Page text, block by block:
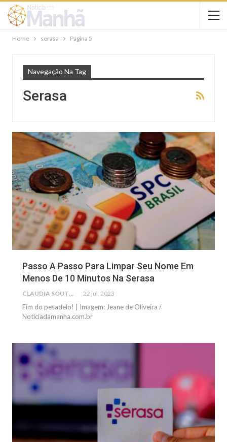
Home serasa Página 5
Navegação Na Tag
Serasa
GERAL
Passo A Passo Para Limpar Seu Nome Em
Menos De 10 Minutos Na Serasa
CLAUDIA SOUTO 22 jul, 2023
Fim do pesadelo! | Imagem: Jeane de Oliveira /
Noticiadamanha.com.br
FINANÇAS